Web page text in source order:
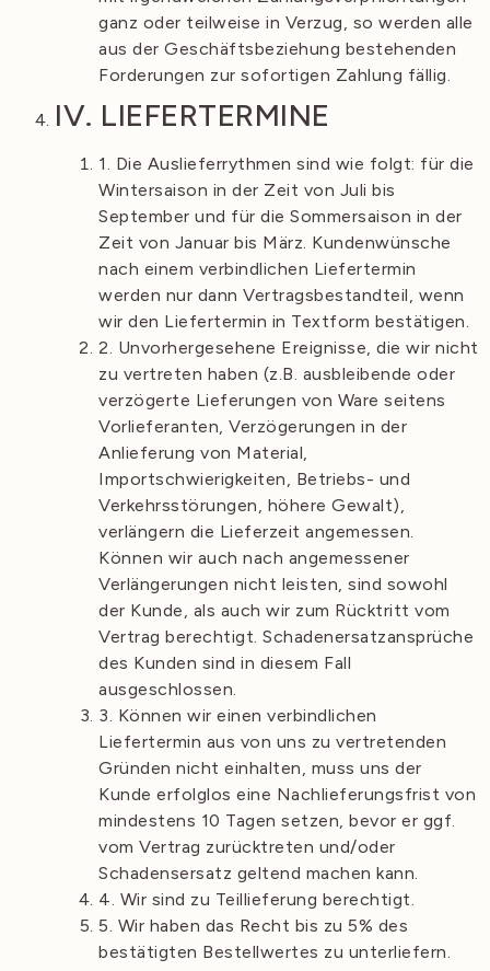
ganz oder teilweise in Verzug, so werden alle
aus der Geschäftsbeziehung bestehenden
Forderungen zur sofortigen Zahlung fällig.
IV. LIEFERTERMINE
1. Die Auslieferrythmen sind wie folgt: für die
Wintersaison in der Zeit von Juli bis
September und für die Sommersaison in der
Zeit von Januar bis März. Kundenwünsche
nach einem verbindlichen Liefertermin
werden nur dann Vertragsbestandteil, wenn
wir den Liefertermin in Textform bestätigen.
2. Unvorhergesehene Ereignisse, die wir nicht
zu vertreten haben (z.B. ausbleibende oder
verzögerte Lieferungen von Ware seitens
Vorlieferanten, Verzögerungen in der
Anlieferung von Material,
Importschwierigkeiten, Betriebs- und
Verkehrsstörungen, höhere Gewalt),
verlängern die Lieferzeit angemessen.
Können wir auch nach angemessener
Verlängerungen nicht leisten, sind sowohl
der Kunde, als auch wir zum Rücktritt vom
Vertrag berechtigt. Schadenersatzansprüche
des Kunden sind in diesem Fall
ausgeschlossen.
3. Können wir einen verbindlichen
Liefertermin aus von uns zu vertretenden
Gründen nicht einhalten, muss uns der
Kunde erfolglos eine Nachlieferungsfrist von
mindestens 10 Tagen setzen, bevor er ggf.
vom Vertrag zurücktreten und/oder
Schadensersatz geltend machen kann.
4. Wir sind zu Teillieferung berechtigt.
5. Wir haben das Recht bis zu 5% des
bestätigten Bestellwertes zu unterliefern.